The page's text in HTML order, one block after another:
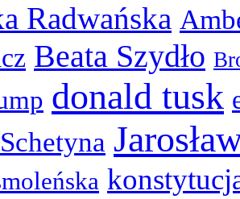
Radwańska
Beata Szydło
donald tusk